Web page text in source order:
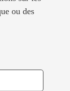
ou des